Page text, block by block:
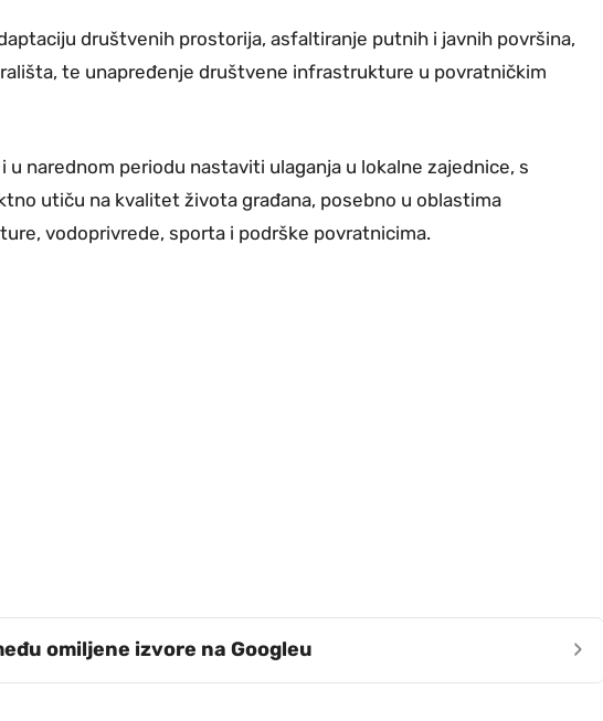
društvenih prostorija, asfaltiranje putnih i javnih površina,
te unapređenje društvene infrastrukture u povratničkim
u narednom periodu nastaviti ulaganja u lokalne zajednice, s
utiču na kvalitet života građana, posebno u oblastima
vodoprivrede, sporta i podrške povratnicima.
omiljene izvore na Googleu ›